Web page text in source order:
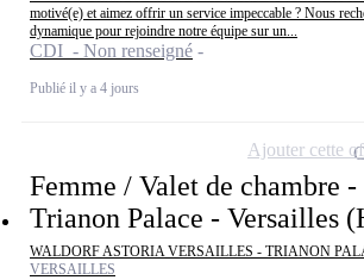
motivé(e) et aimez offrir un service impeccable ? Nous
dynamique pour rejoindre notre équipe sur un...
CDI - Non renseigné
Publié il y a 4 jours
Femme / Valet de chambre -
Trianon Palace - Versailles
WALDORF ASTORIA VERSAILLES - TRIANON
VERSAILLES
Ajouter cette